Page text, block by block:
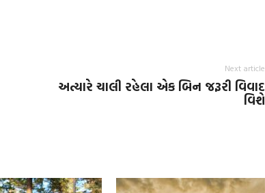
Next article
અત્યારે ચાલી રહેલા એક બિન જરૂરી વિવાદ
વિશે